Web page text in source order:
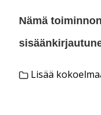
Nämä
Lisää